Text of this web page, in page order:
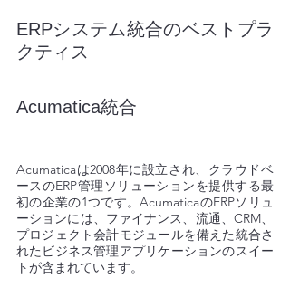
ERPシステム統合のベストプラ
クティス
Acumatica統合
Acumaticaは2008年に設立され、クラウドベ
ースのERP管理ソリューションを提供する最
初の企業の1つです。AcumaticaのERPソリュ
ーションには、ファイナンス、流通、CRM、
プロジェクト会計モジュールを備えた統合さ
れたビジネス管理アプリケーションのスイー
トが含まれています。